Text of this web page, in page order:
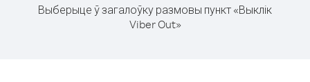
Выберыце ў загалоўку размовы пункт «Выклік
Viber Out»